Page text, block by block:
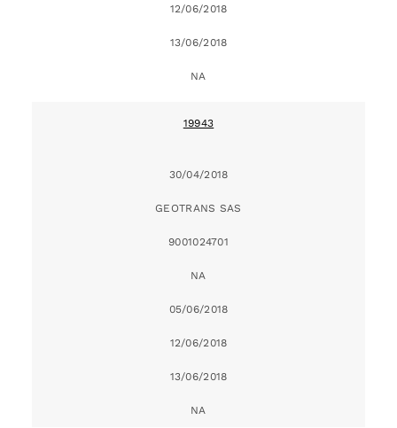
12/06/2018
13/06/2018
NA
19943
30/04/2018
GEOTRANS SAS
9001024701
NA
05/06/2018
12/06/2018
13/06/2018
NA